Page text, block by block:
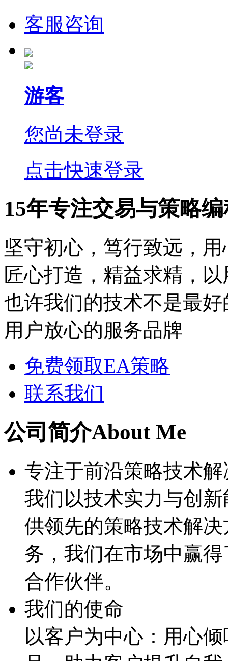
客服咨询
游客
您尚未登录
点击快速登录
15年专注交易与策略
坚守初心，笃行致远，
匠心打造，精益求精，
也许我们的技术不是最
用户放心的服务品牌
免费领取EA策略
联系我们
公司简介About Me
专注于前沿策略技术
我们以技术实力与创
供领先的策略技术解
务，我们在市场中赢
合作伙伴。
我们的使命
以客户为中心：用心